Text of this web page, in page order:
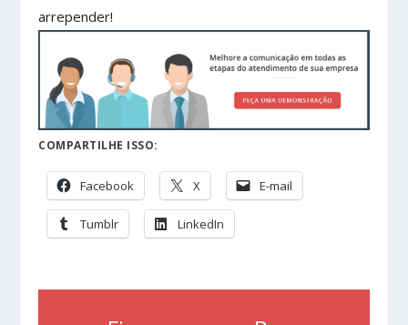
arrepender!
COMPARTILHE ISSO:
Facebook X E-mail
Tumblr LinkedIn